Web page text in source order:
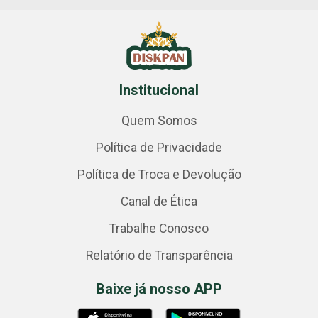
Institucional
Quem Somos
Política de Privacidade
Política de Troca e Devolução
Canal de Ética
Trabalhe Conosco
Relatório de Transparência
Baixe já nosso APP